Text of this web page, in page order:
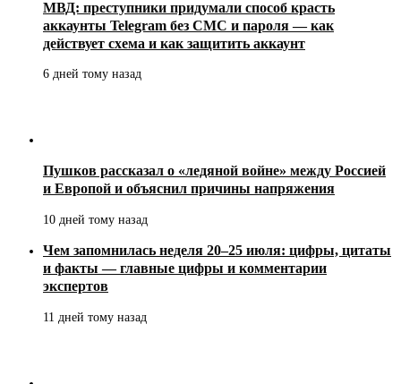
МВД: преступники придумали способ красть
аккаунты Telegram без СМС и пароля — как
действует схема и как защитить аккаунт
6 дней тому назад
Пушков рассказал о «ледяной войне» между Россией
и Европой и объяснил причины напряжения
10 дней тому назад
Чем запомнилась неделя 20–25 июля: цифры, цитаты
и факты — главные цифры и комментарии
экспертов
11 дней тому назад